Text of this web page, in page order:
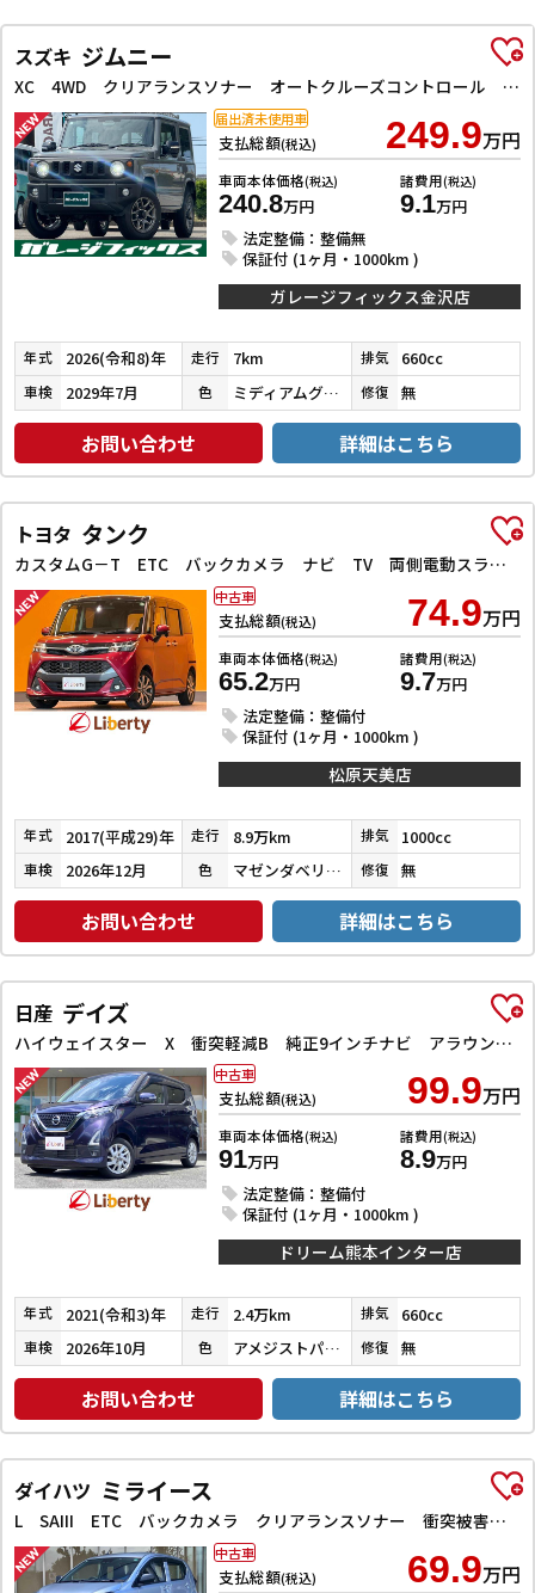
スズキ ジムニー
XC 4WD クリアランスソナー オートクルーズコントロール レーンアシスト 衝突被害軽減システム オートライト LEDヘッドランプ ヘッドライトウォッシャー スマートキー アイドリングストップ
支払総額(税込) 249.9万円
車両本体価格(税込)
240.8万円
諸費用(税込)
9.1万円
法定整備：整備無
保証付 (1ヶ月・1000km )
届出済未使用車
ガレージフィックス金沢店
年式 2026(令和8)年 走行 7km 排気 660cc
車検 2029年7月 色 ミディアムグレー 修復 無
お問い合わせ 詳細はこちら
トヨタ タンク
カスタムG－T ETC バックカメラ ナビ TV 両側電動スライドドア クリアランスソナー オートクルーズコントロール 衝突被害軽減システム アルミホイール LEDヘッドランプ スマートキー
支払総額(税込) 74.9万円
車両本体価格(税込)
65.2万円
諸費用(税込)
9.7万円
法定整備：整備付
保証付 (1ヶ月・1000km )
中古車
松原天美店
年式 2017(平成29)年 走行 8.9万km 排気 1000cc
車検 2026年12月 色 マゼンダベリーマイカメタリック／ブラックマイカメタリック 修復 無
お問い合わせ 詳細はこちら
日産 デイズ
ハイウェイスター X 衝突軽減B 純正9インチナビ アラウンドビューモニター ETC LEDヘッドライト フォグライト スマートキー プッシュスタート アイドリングストップ 革巻きステアリング オートエアコン
支払総額(税込) 99.9万円
車両本体価格(税込)
91万円
諸費用(税込)
8.9万円
法定整備：整備付
保証付 (1ヶ月・1000km )
中古車
ドリーム熊本インター店
年式 2021(令和3)年 走行 2.4万km 排気 660cc
車検 2026年10月 色 アメジストパープルパールメタリック 修復 無
お問い合わせ 詳細はこちら
ダイハツ ミライース
L SAIII ETC バックカメラ クリアランスソナー 衝突被害軽減システム オートマチックハイビーム キーレスエントリー アイドリングストップ CVT ESC エアコン パワーウィンドウ
支払総額(税込) 69.9万円
中古車